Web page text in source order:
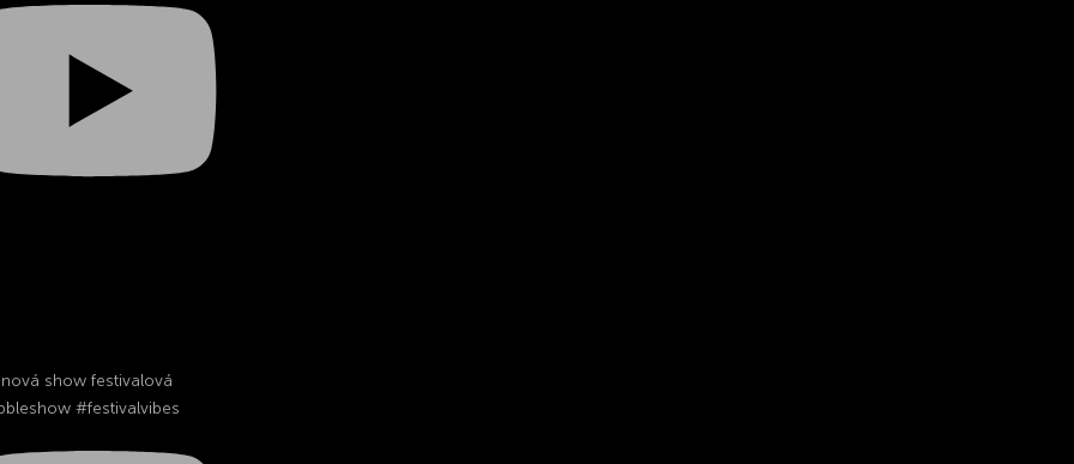
show festivalová
#festivalvibes